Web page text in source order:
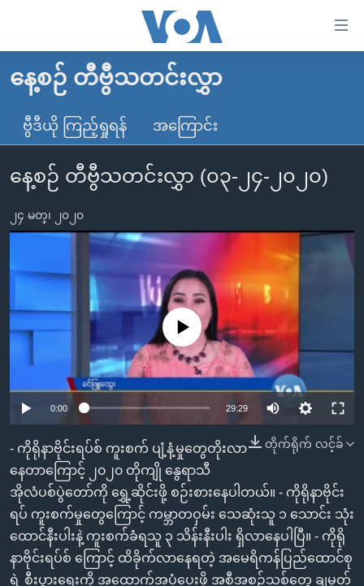
လွယ်ကူ
သည့်
များ
ပင်မ
အကြောင်းအရာ
ကျော်
ညွန်း
စာမျက်နှာ
ကျော်
ကြည့်
ရန်
ရှာဖွေ
ရန်
နေရာ
မူလစာမျက်နှာ
မြန်မာ
ကမ္ဘာ့သတင်းများ
နိုင်ငံတကာ
တရုတ်
အစ္စရေး-ပါလက်စတိုင်း
ဗွီဒီယို
ရပ်ဝန်းတခု လမ်းတခု အလွန်
အင်္ဂလိပ်စာလေ့လာမယ်
အမေရိကန်သုံးအီဒီယံ
မကြေးမုံရဲ့ အင်္ဂလိပ်စာ
ရုပ်ရှင်ထဲက အင်္ဂလိပ်စာ
သုတပဒေသာ အင်္ဂလိပ်စာ
အပတ်စဉ်ကဏ္ဍများ
ရေဒီယို
ရေဒီယိုနှင့်ရုပ်သံ အချက်အလက်များ
ရေဒီယို/တီဗွီအစီအစဉ်
Learning English
ဘာသာစကားများ
နေ့စဉ် တီဗွီသတင်းလွှာ
ဗွီဒီယို ကြည့်ရှုရန် အကြောင်း
နေ့စဉ် တီဗွီသတင်းလွှာ (၀၃-၂၄-၂၀၂၀)
၂၄ မတ္၊ ၂၀၂၀
No media source currently available
0:00 29:29
တိုက်ရိုက် လင့်ခ်
- ကိုရိုနာဗိုင်းရပ်စ် ကူးစက် ပျံ့နံ့မှုတွေတိုးလာ
နေတာကြောင့် ၂၀၂၀ တိုကျို နွေရာသီ
အိုလံပစ်ပွဲတော်ကို ရွှေ့ဆိုင်းဖို့ စဉ်းစားနေပါတယ်။ - ကိုရိုနာဗိုင်း
ရပ် ကူးစက်မှုတွေကြောင့် ကမ္ဘာတဝှမ်း သေဆုံးသူ ၁ သောင်း သုံး
ထောင်နီးပါးနဲ့ ကူးစက်ခံရသူ ၃ သိန်းနီးပါး ရှိလာနေပါပြီ။ - ကိုရို
နာဗိုင်းရပ်စ် ကြောင့် ထိခိုက်လာနေရတဲ့ အမေရိကန်ပြည်ထောင်စု
ရဲ့ စီးပွားရေးကို အထောက်အပံ့ပေးဖို့ အစီအစဉ်သစ်တွေ ချမှတ်